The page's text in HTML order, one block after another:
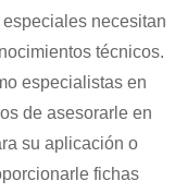
necesitan
técnicos.
especialistas en
de asesorarle en
su aplicación o
fichas